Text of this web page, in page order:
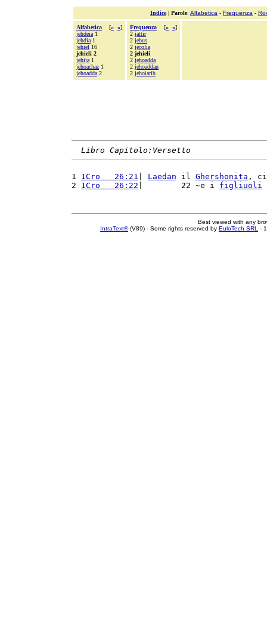
Indice| Parole: Alfabetica - Frequenza -
Alfabetica [« »]
jehdeia 1
jehdia 1
jehiel 16
jehieli 2
jehija 1
jehoachaz 1
jehoadda 2
Frequenza [« »]
2 jattir
2 jebus
2 jecolia
2 jehieli
2 jehoadda
2 jehoaddan
2 jehoiarib
Libro Capitolo:Versetto
1 1Cro   26:21 Laedan il Ghershonita ,
2 1Cro   26:22 |        22 ~e i figliuoli
Best viewed with any
IntraText®(V89) - Some rights reserved by EuloTech SRL -